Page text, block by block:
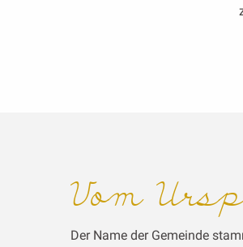
Vom
Der Name der Gemeinde